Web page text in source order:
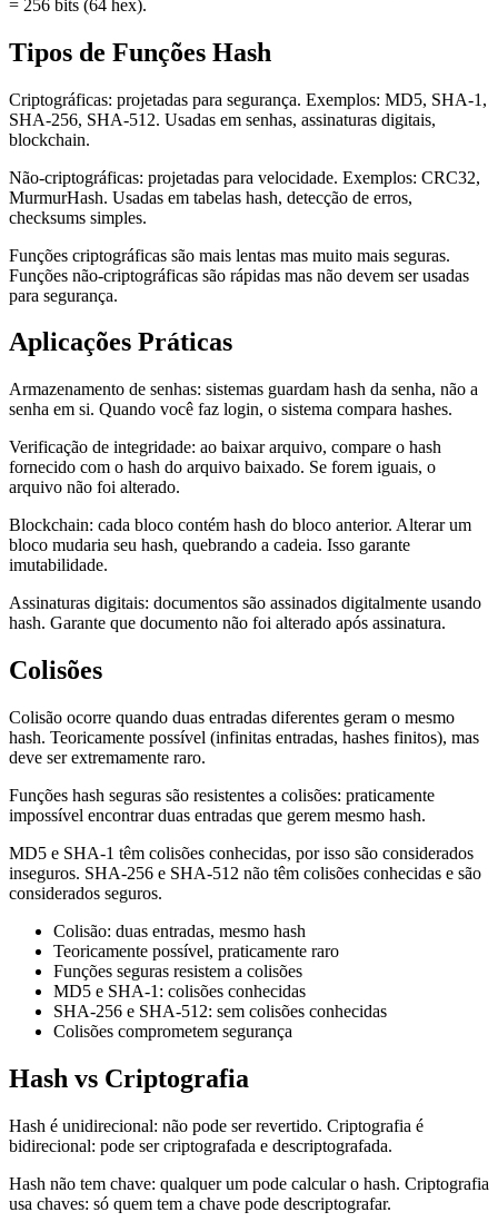
= 256 bits (64 hex).
Tipos de Funções Hash
Criptográficas: projetadas para segurança. Exemplos: MD5, SHA-1,
SHA-256, SHA-512. Usadas em senhas, assinaturas digitais,
blockchain.
Não-criptográficas: projetadas para velocidade. Exemplos: CRC32,
MurmurHash. Usadas em tabelas hash, detecção de erros,
checksums simples.
Funções criptográficas são mais lentas mas muito mais seguras.
Funções não-criptográficas são rápidas mas não devem ser usadas
para segurança.
Aplicações Práticas
Armazenamento de senhas: sistemas guardam hash da senha, não a
senha em si. Quando você faz login, o sistema compara hashes.
Verificação de integridade: ao baixar arquivo, compare o hash
fornecido com o hash do arquivo baixado. Se forem iguais, o
arquivo não foi alterado.
Blockchain: cada bloco contém hash do bloco anterior. Alterar um
bloco mudaria seu hash, quebrando a cadeia. Isso garante
imutabilidade.
Assinaturas digitais: documentos são assinados digitalmente usando
hash. Garante que documento não foi alterado após assinatura.
Colisões
Colisão ocorre quando duas entradas diferentes geram o mesmo
hash. Teoricamente possível (infinitas entradas, hashes finitos), mas
deve ser extremamente raro.
Funções hash seguras são resistentes a colisões: praticamente
impossível encontrar duas entradas que gerem mesmo hash.
MD5 e SHA-1 têm colisões conhecidas, por isso são considerados
inseguros. SHA-256 e SHA-512 não têm colisões conhecidas e são
considerados seguros.
Colisão: duas entradas, mesmo hash
Teoricamente possível, praticamente raro
Funções seguras resistem a colisões
MD5 e SHA-1: colisões conhecidas
SHA-256 e SHA-512: sem colisões conhecidas
Colisões comprometem segurança
Hash vs Criptografia
Hash é unidirecional: não pode ser revertido. Criptografia é
bidirecional: pode ser criptografada e descriptografada.
Hash não tem chave: qualquer um pode calcular o hash. Criptografia
usa chaves: só quem tem a chave pode descriptografar.